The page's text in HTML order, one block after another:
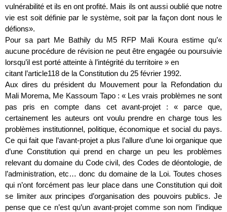
vulnérabilité et ils en ont profité. Mais ils ont aussi oublié que notre
vie est soit définie par le système, soit par la façon dont nous le
défions».
Pour sa part Me Bathily du M5 RFP Mali Koura estime qu’«
aucune procédure de révision ne peut être engagée ou poursuivie
lorsqu’il est porté atteinte à l’intégrité du territoire » en
citant l’article118 de la Constitution du 25 février 1992.
Aux dires du président du Mouvement pour la Refondation du
Mali Morema, Me Kassoum Tapo : « Les vrais problèmes ne sont
pas pris en compte dans cet avant-projet : « parce que,
certainement les auteurs ont voulu prendre en charge tous les
problèmes institutionnel, politique, économique et social du pays.
Ce qui fait que l’avant-projet a plus l’allure d’une loi organique que
d’une Constitution qui prend en charge un peu les problèmes
relevant du domaine du Code civil, des Codes de déontologie, de
l’administration, etc… donc du domaine de la Loi. Toutes choses
qui n’ont forcément pas leur place dans une Constitution qui doit
se limiter aux principes d’organisation des pouvoirs publics. Je
pense que ce n’est qu’un avant-projet comme son nom l’indique